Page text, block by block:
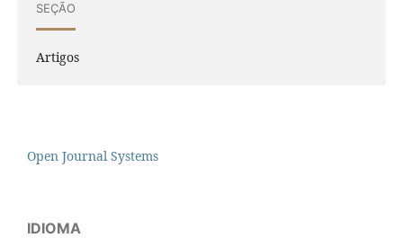
SEÇÃO
Artigos
Open Journal Systems
IDIOMA